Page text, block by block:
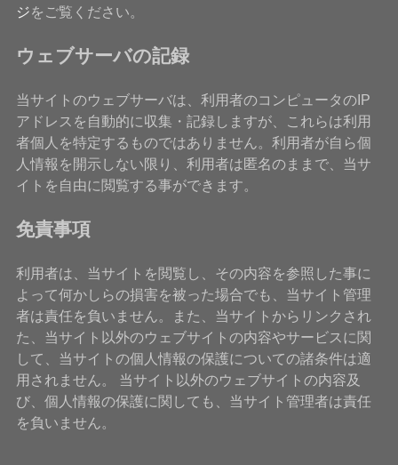
ジをご覧ください。
ウェブサーバの記録
当サイトのウェブサーバは、利用者のコンピュータのIP
アドレスを自動的に収集・記録しますが、これらは利用
者個人を特定するものではありません。利用者が自ら個
人情報を開示しない限り、利用者は匿名のままで、当サ
イトを自由に閲覧する事ができます。
免責事項
利用者は、当サイトを閲覧し、その内容を参照した事に
よって何かしらの損害を被った場合でも、当サイト管理
者は責任を負いません。また、当サイトからリンクされ
た、当サイト以外のウェブサイトの内容やサービスに関
して、当サイトの個人情報の保護についての諸条件は適
用されません。 当サイト以外のウェブサイトの内容及
び、個人情報の保護に関しても、当サイト管理者は責任
を負いません。